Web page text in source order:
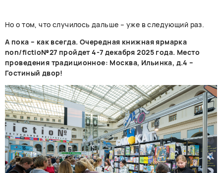
Но о том, что случилось дальше – уже в следующий раз.
А пока – как всегда. Очередная книжная ярмарка
non/fictio№27 пройдет 4-7 декабря 2025 года. Место
проведения традиционное: Москва, Ильинка, д.4 –
Гостиный двор!